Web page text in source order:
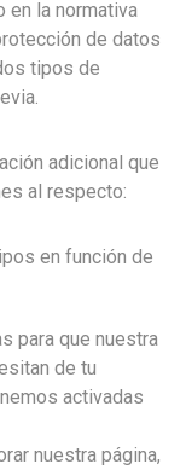
en la normativa
de datos
tipos de
adicional que
al respecto:
en función de
para que nuestra
de tu
activadas
nuestra página,